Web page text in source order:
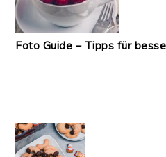
Foto Guide – Tipps für